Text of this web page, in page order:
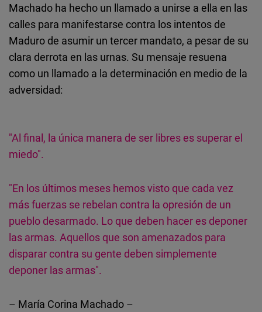
Machado ha hecho un llamado a unirse a ella en las
calles para manifestarse contra los intentos de
Maduro de asumir un tercer mandato, a pesar de su
clara derrota en las urnas. Su mensaje resuena
como un llamado a la determinación en medio de la
adversidad:
"Al final, la única manera de ser libres es superar el
miedo".
"En los últimos meses hemos visto que cada vez
más fuerzas se rebelan contra la opresión de un
pueblo desarmado. Lo que deben hacer es deponer
las armas. Aquellos que son amenazados para
disparar contra su gente deben simplemente
deponer las armas".
– María Corina Machado –